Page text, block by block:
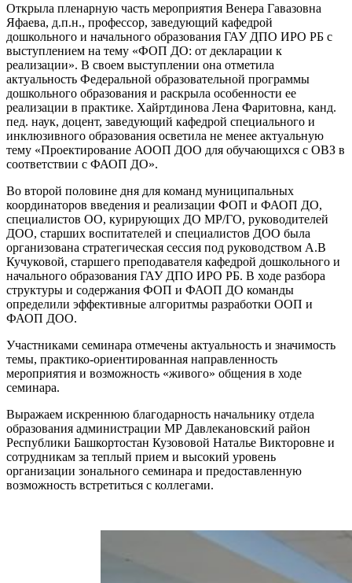
Открыла пленарную часть мероприятия Венера Гавазовна
Яфаева, д.п.н., профессор, заведующий кафедрой
дошкольного и начального образования ГАУ ДПО ИРО РБ с
выступлением на тему «ФОП ДО: от декларации к
реализации». В своем выступлении она отметила
актуальность Федеральной образовательной программы
дошкольного образования и раскрыла особенности ее
реализации в практике. Хайртдинова Лена Фаритовна, канд.
пед. наук, доцент, заведующий кафедрой специального и
инклюзивного образования осветила не менее актуальную
тему «Проектирование АООП ДОО для обучающихся с ОВЗ в
соответствии с ФАОП ДО».
Во второй половине дня для команд муниципальных
координаторов введения и реализации ФОП и ФАОП ДО,
специалистов ОО, курирующих ДО МР/ГО, руководителей
ДОО, старших воспитателей и специалистов ДОО была
организована стратегическая сессия под руководством А.В
Кучуковой, старшего преподавателя кафедрой дошкольного и
начального образования ГАУ ДПО ИРО РБ. В ходе разбора
структуры и содержания ФОП и ФАОП ДО команды
определили эффективные алгоритмы разработки ООП и
ФАОП ДОО.
Участниками семинара отмечены актуальность и значимость
темы, практико-ориентированная направленность
мероприятия и возможность «живого» общения в ходе
семинара.
Выражаем искреннюю благодарность начальнику отдела
образования администрации МР Давлекановский район
Республики Башкортостан Кузововой Наталье Викторовне и
сотрудникам за теплый прием и высокий уровень
организации зонального семинара и предоставленную
возможность встретиться с коллегами.